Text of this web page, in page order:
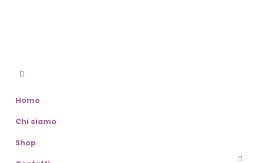
Home
Chi siamo
Shop